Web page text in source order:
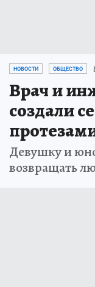
НОВОСТИ ОБЩЕСТВО
Врач и
создали
Девушку и
возвращать